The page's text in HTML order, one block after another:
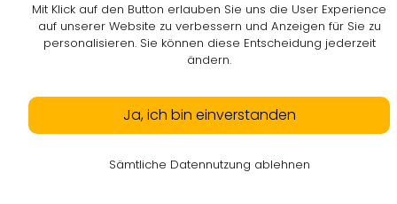
Mit Klick auf den Button erlauben Sie uns die User Experience
auf unserer Website zu verbessern und Anzeigen für Sie zu
personalisieren. Sie können diese Entscheidung jederzeit
ändern.
Ja, ich bin einverstanden
Sämtliche Datennutzung ablehnen